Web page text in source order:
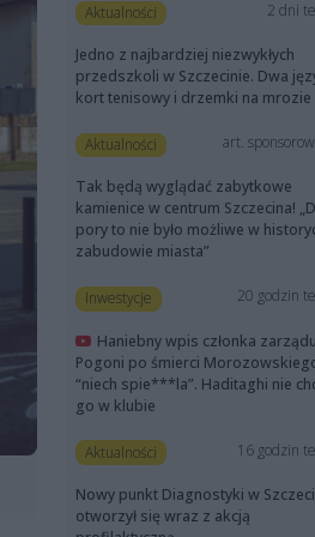
Aktualności 2 dni
Jedno z najbardziej niezwykłych
przedszkoli w Szczecinie. Dwa
kort tenisowy i drzemki na mrozie
Aktualności art.
Tak będą wyglądać zabytkowe
kamienice w centrum Szczecina!
pory to nie było możliwe w
zabudowie miasta”
Inwestycje 20 godzin
Haniebny wpis członka zarządu
Pogoni po śmierci
“niech spie***la”. Haditaghi nie
go w klubie
Aktualności 16 godzin
Nowy punkt Diagnostyki w
otworzył się wraz z akcją